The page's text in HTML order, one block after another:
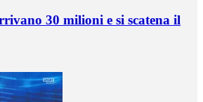
30 milioni e si scatena il